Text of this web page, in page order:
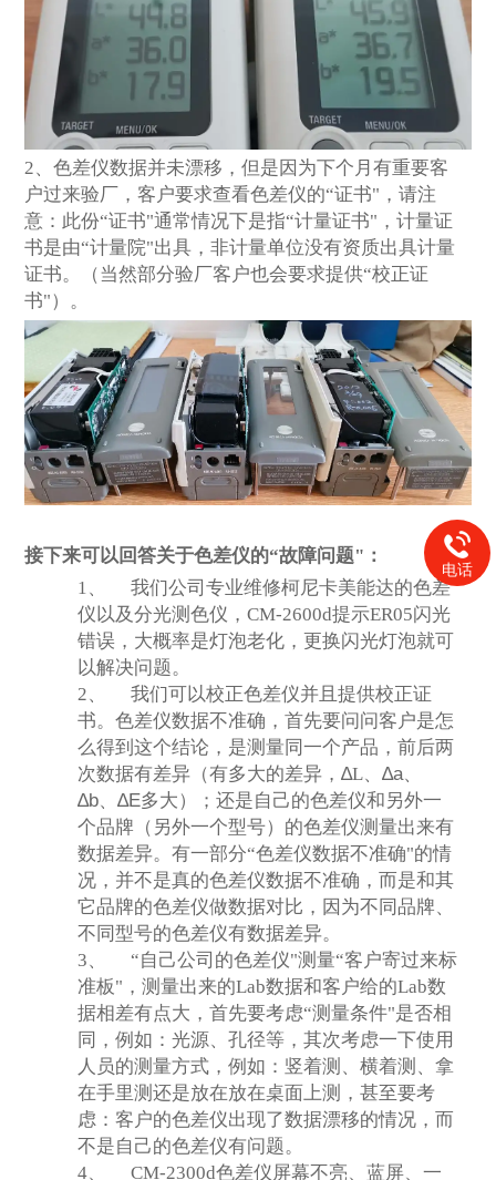
2、色差仪数据并未漂移，但是因为下个月有重要客
户过来验厂，客户要求查看色差仪的“证书"，请注
意：此份“证书"通常情况下是指“计量证书"，计量证
书是由“计量院"出具，非计量单位没有资质出具计量
证书。（当然部分验厂客户也会要求提供“校正证
书"）。
接下来可以回答关于色差仪的“故障问题"：
1、
我们公司专业维修柯尼卡美能达的色差
仪以及分光测色仪，CM-2600d提示ER05闪光
错误，大概率是灯泡老化，更换闪光灯泡就可
以解决问题。
2、
我们可以校正色差仪并且提供校正证
书。色差仪数据不准确，首先要问问客户是怎
么得到这个结论，是测量同一个产品，前后两
次数据有差异（有多大的差异，∆L、∆a、
∆b、∆E多大 ）；还是自己的色差仪和另外一
个品牌（另外一个型号）的色差仪测量出来有
数据差异。有一部分“色差仪数据不准确"的情
况，并不是真的色差仪数据不准确，而是和其
它品牌的色差仪做数据对比，因为不同品牌、
不同型号的色差仪有数据差异。
3、
“自己公司的色差仪"测量“客户寄过来标
准板"，测量出来的Lab数据和客户给的Lab数
据相差有点大，首先要考虑“测量条件"是否相
同，例如：光源、孔径等，其次考虑一下使用
人员的测量方式，例如：竖着测、横着测、拿
在手里测还是放在放在桌面上测，甚至要考
虑：客户的色差仪出现了数据漂移的情况，而
不是自己的色差仪有问题。
4、
CM-2300d色差仪屏幕不亮、蓝屏、一
电话